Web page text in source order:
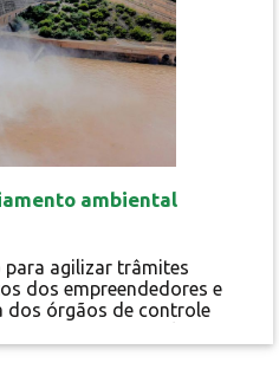
ambiental
para agilizar trâmites
dos empreendedores e
dos órgãos de controle
pergunta não tem uma